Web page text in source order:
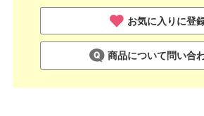
お気に入りに登
商品について問い合